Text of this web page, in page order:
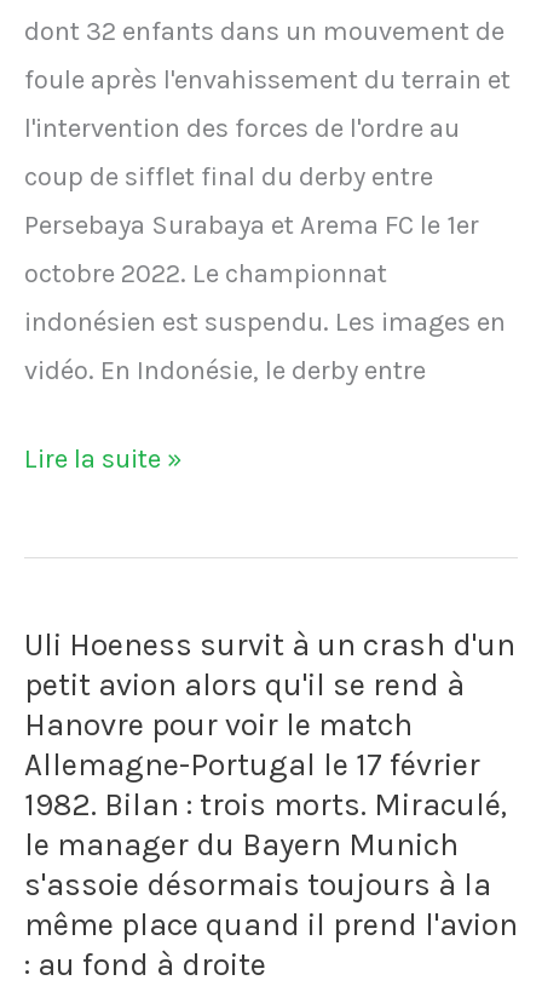
dont 32 enfants dans un mouvement de
foule après l'envahissement du terrain et
l'intervention des forces de l'ordre au
coup de sifflet final du derby entre
Persebaya Surabaya et Arema FC le 1er
octobre 2022. Le championnat
indonésien est suspendu. Les images en
vidéo. En Indonésie, le derby entre
VIDÉO
En
131
personnes
sont
mortes
après
l'envahissement
du
Lire la suite »
Uli Hoeness survit à un crash d'un
petit avion alors qu'il se rend à
Hanovre pour voir le match
Allemagne-Portugal le 17 février
1982. Bilan : trois morts. Miraculé,
le manager du Bayern Munich
s'assoie désormais toujours à la
même place quand il prend l'avion
: au fond à droite